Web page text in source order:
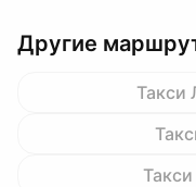
Другие
Такси